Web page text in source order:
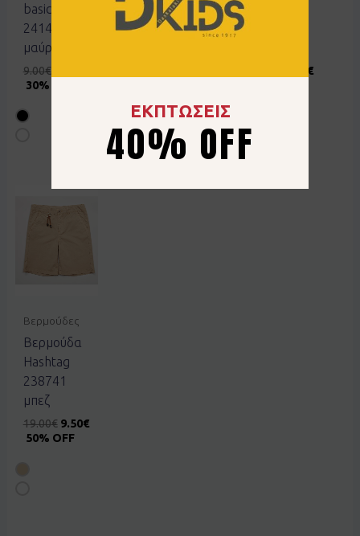
basic Joyce
2414852
μαύρο
9.00€
30% OFF
basic Joyce
2414852
€
Βερμούδες
Βερμούδα
Hashtag
238741
μπεζ
19.00€ 9.50€
50% OFF
ΕΚΠΤΩΣΕΙΣ
40% OFF